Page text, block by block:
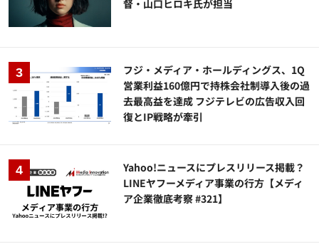
督・山口ヒロキ氏が担当
フジ・メディア・ホールディングス、1Q
営業利益160億円で持株会社制導入後の過
去最高益を達成 フジテレビの広告収入回
復とIP戦略が牽引
Yahoo!ニュースにプレスリリース掲載？
LINEヤフーメディア事業の行方【メディ
ア企業徹底考察 #321】